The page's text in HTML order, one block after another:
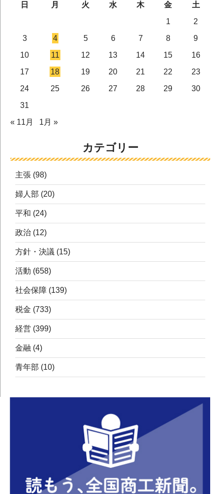
日
月 火 水 木 金
土
1
2
3
4 5 6 7 8
9
10
11 12 13 14 15
16
17
18 19 20 21 22
23
24
25 26 27 28 29
30
31
« 11月
1月 »
カテゴリー
主張 (98)
婦人部 (20)
平和 (24)
政治 (12)
方針・決議 (15)
活動 (658)
社会保障 (139)
税金 (733)
経営 (399)
金融 (4)
青年部 (10)